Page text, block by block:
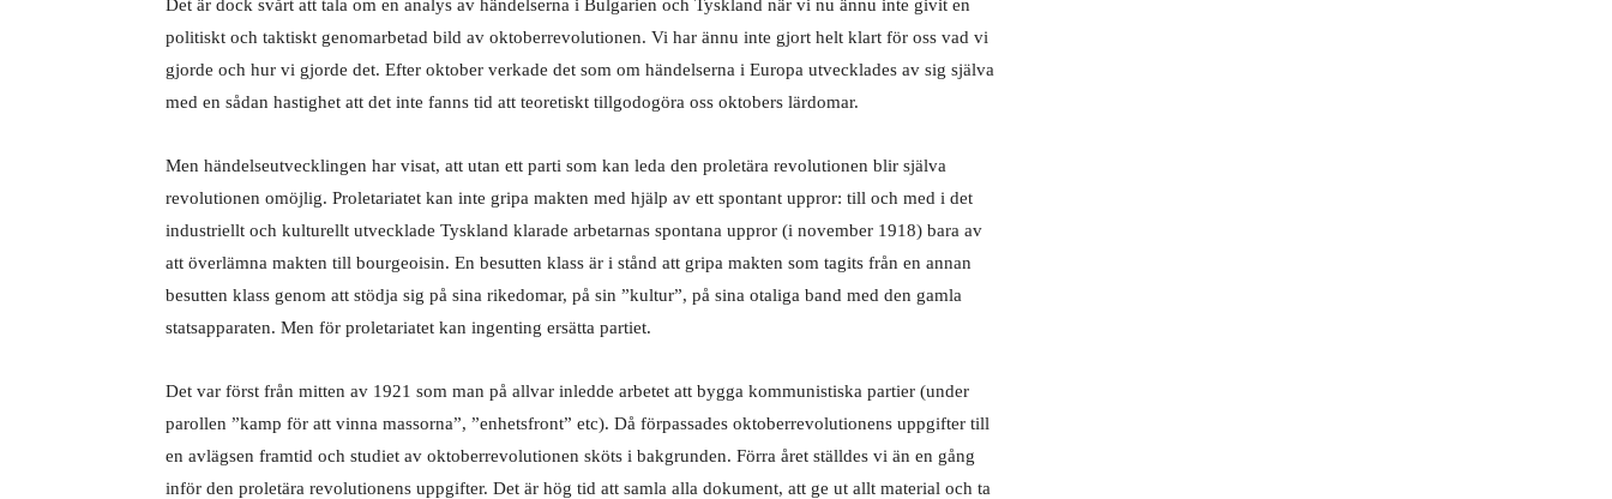
Det är dock svårt att tala om en analys av händelserna i Bulgarien och Tyskland när vi nu ännu inte givit en
politiskt och taktiskt genomarbetad bild av oktoberrevolutionen. Vi har ännu inte gjort helt klart för oss vad vi
gjorde och hur vi gjorde det. Efter oktober verkade det som om händelserna i Europa utvecklades av sig själva
med en sådan hastighet att det inte fanns tid att teoretiskt tillgodogöra oss oktobers lärdomar.
Men händelseutvecklingen har visat, att utan ett parti som kan leda den proletära revolutionen blir själva
revolutionen omöjlig. Proletariatet kan inte gripa makten med hjälp av ett spontant uppror: till och med i det
industriellt och kulturellt utvecklade Tyskland klarade arbetarnas spontana uppror (i november 1918) bara av
att överlämna makten till bourgeoisin. En besutten klass är i stånd att gripa makten som tagits från en annan
besutten klass genom att stödja sig på sina rikedomar, på sin ”kultur”, på sina otaliga band med den gamla
statsapparaten. Men för proletariatet kan ingenting ersätta partiet.
Det var först från mitten av 1921 som man på allvar inledde arbetet att bygga kommunistiska partier (under
parollen ”kamp för att vinna massorna”, ”enhetsfront” etc). Då förpassades oktoberrevolutionens uppgifter till
en avlägsen framtid och studiet av oktoberrevolutionen sköts i bakgrunden. Förra året ställdes vi än en gång
inför den proletära revolutionens uppgifter. Det är hög tid att samla alla dokument, att ge ut allt material och ta